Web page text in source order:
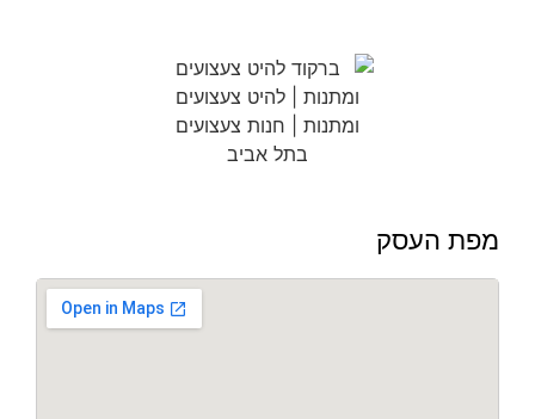
מפת העסק